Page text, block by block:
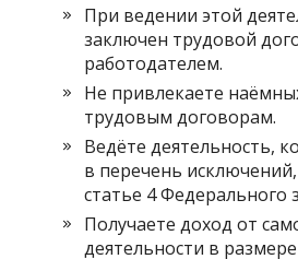
При ведении этой
заключен трудовой
работодателем.
Не привлекаете
трудовым договорам.
Ведёте деятельность,
в перечень
статье 4 Федерального
Получаете доход от
деятельности в